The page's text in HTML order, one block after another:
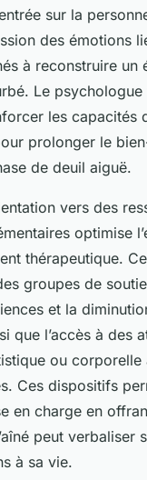
sur la
des émotions
à reconstruire un
Le psychologue
les capacités
prolonger le
de deuil aiguë.
vers des
optimise
thérapeutique.
groupes de
et la
que l’accès à des
ou corporelle
Ces dispositifs
en charge en
peut verbaliser
à sa vie.